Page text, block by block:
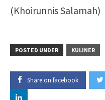
(Khoirunnis Salamah)
POSTED UNDER KULINER
Share on facebook